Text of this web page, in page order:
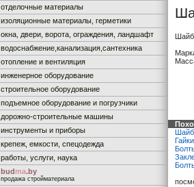
отделочные материалы
изоляционные материалы, герметики
окна, двери, ворота, ограждения, ландшафт
водоснабжение,канализация,сантехника
отопление и вентиляция
инженерное оборудование
строительное оборудование
подъемное оборудование и погрузчики
дорожно-строительные машины
инструменты и приборы
крепеж, емкости, спецодежда
работы, услуги, наука
budma.by
продажа стройматериала